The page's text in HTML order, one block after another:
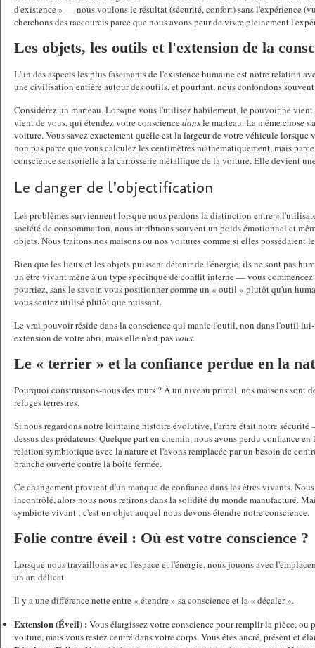
d'existence » — nous voulons le résultat (sécurité, confort) sans l'expérience
cherchons des raccourcis parce que nous avons peur de vivre pleinement
Les objets, les outils et l'extension de la
L'un des aspects les plus fascinants de l'existence humaine est notre relation
une civilisation entière autour des outils, et pourtant, nous confondons
Considérez un marteau. Lorsque vous l'utilisez habilement, le pouvoir ne
vient de vous, qui étendez votre conscience dans le marteau. La même chose
voiture. Vous savez exactement quelle est la largeur de votre véhicule lorsque
non pas parce que vous calculez les centimètres mathématiquement, mais
conscience sensorielle à la carrosserie métallique de la voiture. Elle devient
Le danger de l'objectification
Les problèmes surviennent lorsque nous perdons la distinction entre «
société de consommation, nous attribuons souvent un poids émotionnel et
objets. Nous traitons nos maisons ou nos voitures comme si elles possédaient
Bien que les lieux et les objets puissent détenir de l'énergie, ils ne sont pas
un être vivant mène à un type spécifique de conflit interne — vous
pourriez, sans le savoir, vous positionner comme un « outil » plutôt qu'un
vous sentez utilisé plutôt que puissant.
Le vrai pouvoir réside dans la conscience qui manie l'outil, non dans l'outil lui-
extension de votre abri, mais elle n'est pas vous.
Le « terrier » et la confiance perdue en la
Pourquoi construisons-nous des murs ? À un niveau primal, nos maisons sont
refuges terrestres.
Si nous regardons notre lointaine histoire évolutive, l'arbre était notre sécurité
dessus des prédateurs. Quelque part en chemin, nous avons perdu confiance
relation symbiotique avec la nature et l'avons remplacée par un besoin de
branche ouverte contre la boîte fermée.
Ce changement provient d'un manque de confiance dans les êtres vivants.
incontrôlé, alors nous nous retirons dans la solidité du monde manufacturé.
symbiote vivant ; c'est un objet auquel nous devons étendre notre conscience.
Folie contre éveil : Où est votre conscience ?
Lorsque nous travaillons avec l'espace et l'énergie, nous jouons avec
un art délicat.
Il y a une différence nette entre « étendre » sa conscience et la « décaler ».
Extension (Éveil) : Vous élargissez votre conscience pour remplir la pièce, ou
voiture, mais vous restez centré dans votre corps. Vous êtes ancré, présent et